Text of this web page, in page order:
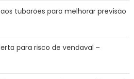
tubarões para melhorar previsão
para risco de vendaval –